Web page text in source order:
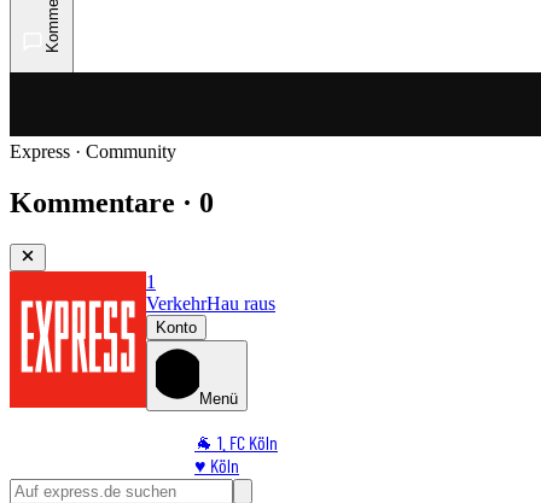
Express · Community
Kommentare · 0
1
VerkehrHau raus
Konto
Menü
🐐 1. FC Köln
♥️ Köln
⭐ Promi